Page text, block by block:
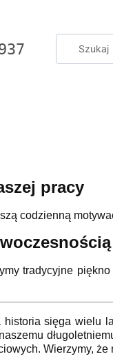
pracy
codzienną
tradycyjne
sięga wielu
Wierzymy,